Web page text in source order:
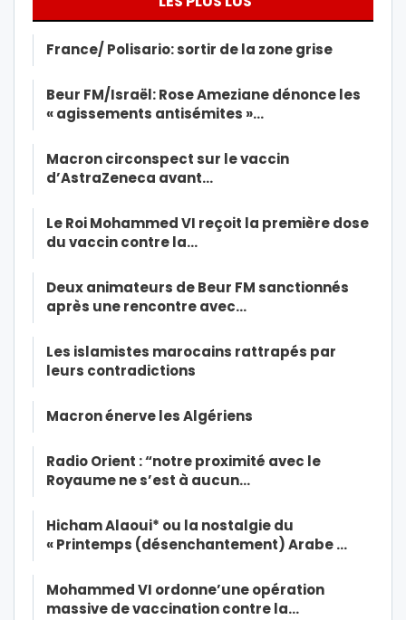
France/ Polisario: sortir de la zone grise
Beur FM/Israël: Rose Ameziane dénonce les
« agissements antisémites »…
Macron circonspect sur le vaccin
d’AstraZeneca avant…
Le Roi Mohammed VI reçoit la première dose
du vaccin contre la…
Deux animateurs de Beur FM sanctionnés
après une rencontre avec…
Les islamistes marocains rattrapés par
leurs contradictions
Macron énerve les Algériens
Radio Orient : “notre proximité avec le
Royaume ne s’est à aucun…
Hicham Alaoui* ou la nostalgie du
« Printemps (désenchantement) Arabe …
Mohammed VI ordonne’une opération
massive de vaccination contre la…